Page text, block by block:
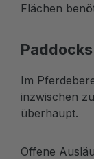
Flächen
Im
inzwischen
überhaupt.
Offene